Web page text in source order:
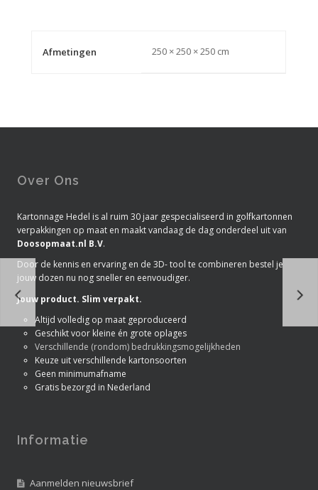
Afmetingen 250 × 250 × 250 cm
Over Ons
Kartonnage Hedel is al ruim 30 jaar gespecialiseerd in golfkartonnen
verpakkingen op maat en maakt vandaag de dag onderdeel uit van
Doosopmaat.nl B.V.
Door de kennis en ervaring en de 3D- tool te combineren bestel je
jouw dozen nu nog sneller en eenvoudiger.
Jouw product. Slim verpakt.
Altijd volledig op maat geproduceerd
Geschikt voor kleine én grote oplages
Verschillende (rondom) bedrukkingsmogelijkheden
Keuze uit verschillende kartonsoorten
Geen minimumafname
Gratis bezorgd in Nederland
Informatie
Aanmelden nieuwsbrief